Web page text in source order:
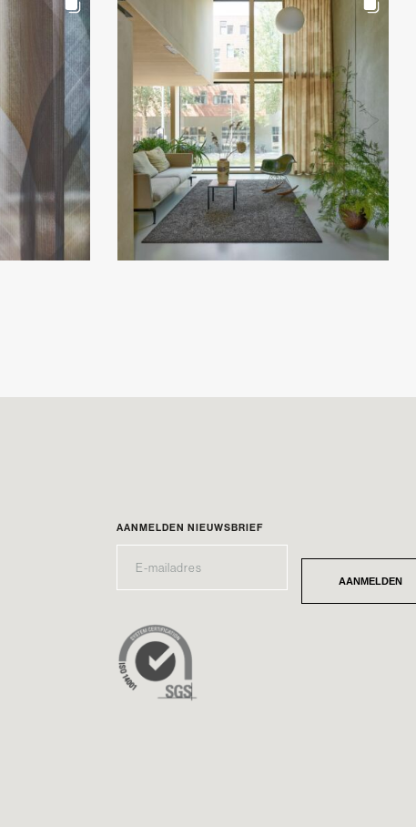
AANMELDEN NIEUWSBRIEF
* AANMELDEN